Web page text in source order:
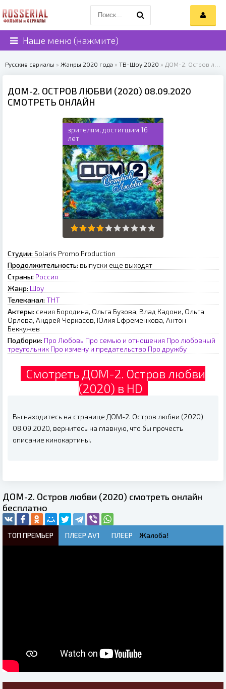
Наше меню (нажмите)
Русские сериалы » Жанры 2020 года » ТВ-Шоу 2020 » ДОМ-2. Остров любви (2020)
ДОМ-2. ОСТРОВ ЛЮБВИ (2020) 08.09.2020
СМОТРЕТЬ ОНЛАЙН
зрителям, достигшим 16
лет
Студии: Solaris Promo Production
Продолжительность: выпуски еще выходят
Страны: Россия
Жанр: Шоу
Телеканал: ТНТ
Актеры: сения Бородина, Ольга Бузова, Влад Кадони, Ольга
Орлова, Андрей Черкасов, Юлия Ефременкова, Антон
Беккужев
Подборки: Про Любовь Про семью и отношения Про любовный
треугольник Про измену и предательство Про дружбу
Смотреть ДОМ-2. Остров любви
(2020) в HD
Вы находитесь на странице ДОМ-2. Остров любви (2020)
08.09.2020, вернитесь на главную, что бы прочесть
описание кинокартины.
ДОМ-2. Остров любви (2020) смотреть онлайн
бесплатно
ТОП ПРЕМЬЕР ПЛЕЕР AV1 ПЛЕЕР Жалоба!